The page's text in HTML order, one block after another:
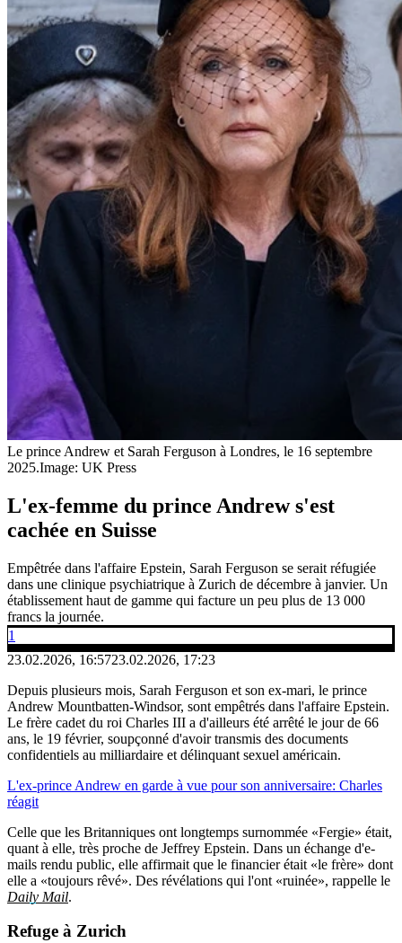
Le prince Andrew et Sarah Ferguson à Londres, le 16 septembre
2025.Image: UK Press
L'ex-femme du prince Andrew s'est
cachée en Suisse
Empêtrée dans l'affaire Epstein, Sarah Ferguson se serait réfugiée
dans une clinique psychiatrique à Zurich de décembre à janvier. Un
établissement haut de gamme qui facture un peu plus de 13 000
francs la journée.
1
23.02.2026, 16:5723.02.2026, 17:23
Depuis plusieurs mois, Sarah Ferguson et son ex-mari, le prince
Andrew Mountbatten-Windsor, sont empêtrés dans l'affaire Epstein.
Le frère cadet du roi Charles III a d'ailleurs été arrêté le jour de 66
ans, le 19 février, soupçonné d'avoir transmis des documents
confidentiels au milliardaire et délinquant sexuel américain.
L'ex-prince Andrew en garde à vue pour son anniversaire: Charles
réagit
Celle que les Britanniques ont longtemps surnommée «Fergie» était,
quant à elle, très proche de Jeffrey Epstein. Dans un échange d'e-
mails rendu public, elle affirmait que le financier était «le frère» dont
elle a «toujours rêvé». Des révélations qui l'ont «ruinée», rappelle le
Daily Mail.
Refuge à Zurich